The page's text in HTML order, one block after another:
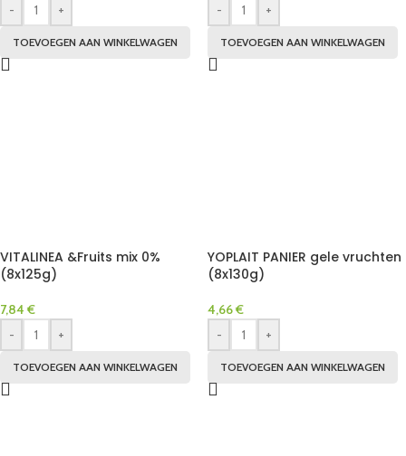
-
+
TOEVOEGEN AAN WINKELWAGEN
-
+
TOEVOEGEN AAN WINKELWAGEN
VITALINEA &Fruits mix 0%
(8x125g)
7,84 €
-
+
TOEVOEGEN AAN WINKELWAGEN
YOPLAIT PANIER gele vruchten
(8x130g)
4,66€
-
+
TOEVOEGEN AAN WINKELWAGEN